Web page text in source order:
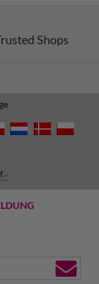
Shops